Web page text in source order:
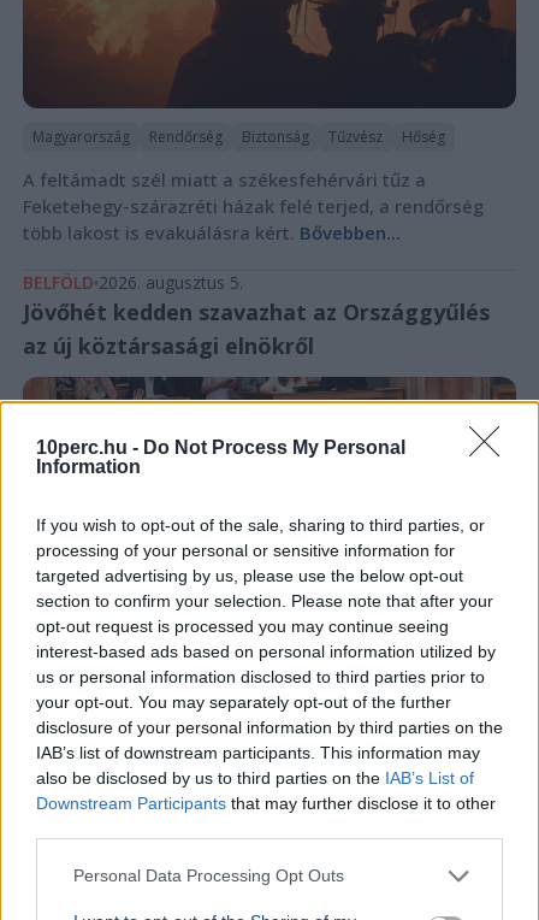
10perc.hu - Do Not Process My Personal
Information
If you wish to opt-out of the sale, sharing to third parties, or
processing of your personal or sensitive information for
targeted advertising by us, please use the below opt-out
section to confirm your selection. Please note that after your
opt-out request is processed you may continue seeing
interest-based ads based on personal information utilized by
us or personal information disclosed to third parties prior to
your opt-out. You may separately opt-out of the further
disclosure of your personal information by third parties on the
IAB’s list of downstream participants. This information may
also be disclosed by us to third parties on the IAB’s List of
Downstream Participants that may further disclose it to other
Personal Data Processing Opt Outs
Magyarország Rendőrség Biztonság Tűzvész Hőség
A feltámadt szél miatt a székesfehérvári tűz a
Feketehegy-szárazréti házak felé terjed, a rendőrség
több lakost is evakuálásra kért. Bővebben...
BELFÖLD 2026. augusztus 5.
Jövőhét kedden szavazhat az Országgyűlés
az új köztársasági elnökről
Magyarország Köztársasági elnök Országgyűlés
Sulyok Tamás
Tisza Párt
A Tisza-frakció kezdeményezésére kedden szavaz az
Országgyűlés Sulyok Tamás utódjáról, a jelölt személyét